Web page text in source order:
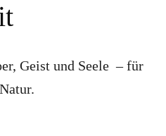
Geist und Seele – für